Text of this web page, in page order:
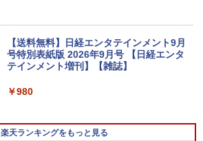
エントリーで最大10倍！｜【Win11正式
i5 ノートパソコン Win11対応 15.6型 大
Office付き DVD内蔵/テンキー/WEBカメ
ラ選択可 中古パソコン
| 第9世代 | Core i3 9100T 3.1(～最大3.7)
GHz | MEM:16GB | SSD:256GB(新品) |
DVD-ROM | 無線LAN:なし | Webカメラ
内蔵 | フルHD | Win11Pro64Bit | ACアダ
モニター 23.8インチ 144Hz FHD pcモニ
トカット ノングレア ディスプレイ HDMI
F144 マクスゼン
【送料無料】日経エンタテインメント9月
号特別表紙版 2026年9月号 【日経エンタ
テインメント増刊】【雑誌】
￥980
楽天ランキングをもっと見る